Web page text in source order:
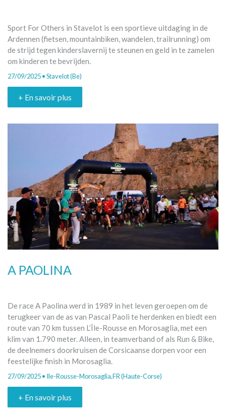
Sport For Others in Stavelot is een sportieve uitdaging in de
Ardennen (fietsen, mountainbiken, wandelen, trailrunning) om
de strijd tegen kinderslavernij te steunen en geld in te zamelen
om kinderen te bevrijden.
27/09/2025 • Stavelot (Be)
+ En savoir plus
A PAOLINA
De race A Paolina werd in 1989 in het leven geroepen om de
terugkeer van de as van Pascal Paoli te herdenken en biedt een
route van 70 km tussen L’Île-Rousse en Morosaglia, met een
klim van 1.790 meter. Alleen, in teamverband of als Run & Bike,
de deelnemers doorkruisen de Corsicaanse dorpen voor een
feestelijke finish in Morosaglia.
27/09/2025 • Ile-Rousse-Morosaglia,FR (Haute-Corse)
+ En savoir plus